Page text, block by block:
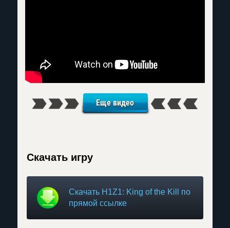
Еще видео
Скачать игру
Скачать H1Z1: King of the Kill по
прямой ссылке